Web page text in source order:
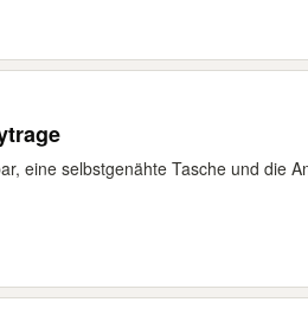
eine selbstgenähte Tasche und die